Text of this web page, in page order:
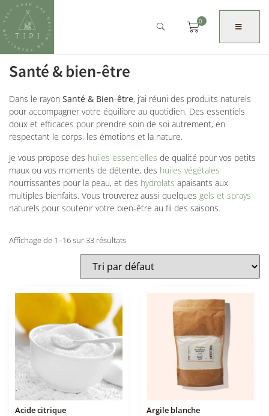
0
Santé & bien-être
Dans le rayon Santé & Bien-être, j’ai réuni des produits naturels
pour accompagner votre équilibre au quotidien. Des essentiels
doux et efficaces pour prendre soin de soi autrement, en
respectant le corps, les émotions et la nature.
Je vous propose des huiles essentielles de qualité pour vos petits
maux ou vos moments de détente, des huiles végétales
nourrissantes pour la peau, et des hydrolats apaisants aux
multiples bienfaits. Vous trouverez aussi quelques gels et sprays
naturels pour soutenir votre bien-être au fil des saisons.
Affichage de 1–16 sur 33 résultats
Acide citrique
Argile blanche